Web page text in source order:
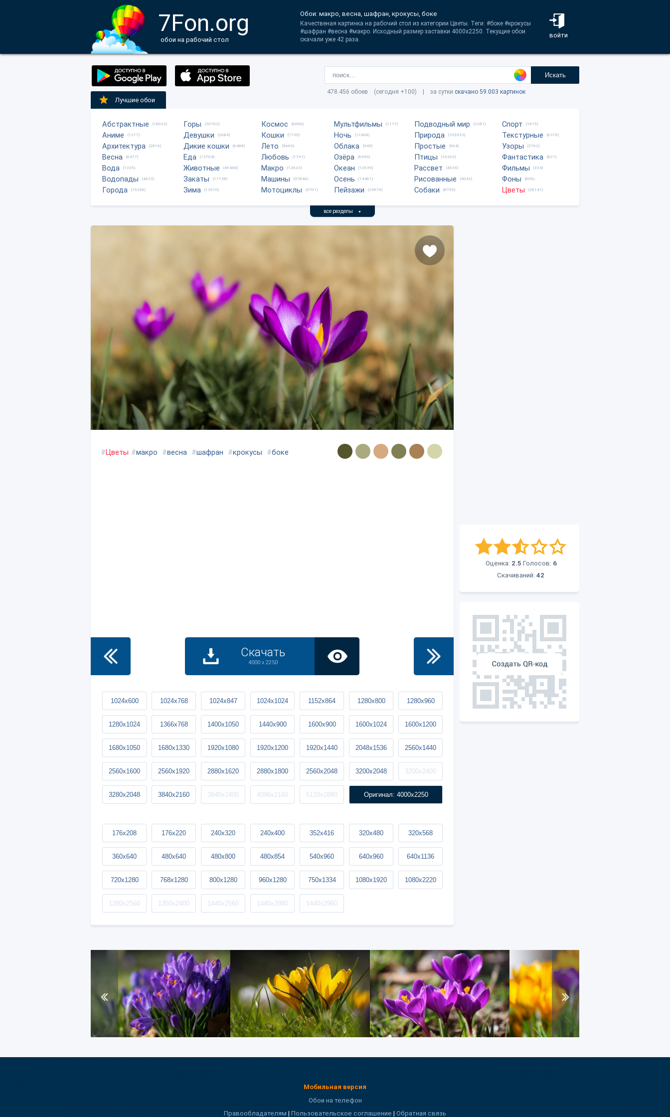
7Fon.org
обои на рабочий стол
войти
Обои: макро, весна, шафран, крокусы, боке
Качественая картинка на рабочий стол из категории Цветы. Теги: #боке #крокусы
#шафран #весна #макро. Исходный размер заставки 4000x2250. Текущие обои
скачали уже 42 раза.
Искать
478.456 обоев (сегодня +100) | за сутки скачано 59.003 картинок
Лучшие обои
Абстрактные (18032)
Аниме (1217)
Архитектура (2816)
Весна (6477)
Вода (1335)
Водопады (4623)
Города (15296)
Горы (20702)
Девушки (2684)
Дикие кошки (6488)
Еда (13704)
Животные (49468)
Закаты (17738)
Зима (13510)
Космос (6006)
Кошки (7730)
Лето (9669)
Любовь (1791)
Макро (12622)
Машины (37846)
Мотоциклы (3701)
Мультфильмы (1177)
Ночь (12408)
Облака (945)
Озёра (6990)
Океан (13539)
Осень (14461)
Пейзажи (24579)
Подводный мир (2281)
Природа (105933)
Простые (904)
Птицы (10202)
Рассвет (4535)
Рисованные (4042)
Собаки (8759)
Спорт (1815)
Текстурные (6376)
Узоры (3762)
Фантастика (821)
Фильмы (334)
Фоны (606)
Цветы (28141)
все разделы ▼
Оценка: 2.5 Голосов: 6
Скачиваний: 42
#Цветы #макро #весна #шафран #крокусы #боке
Скачать
4000 x 2250
1024x600 1024x768 1024x847 1024x1024 1152x864 1280x800 1280x960
1280x1024 1366x768 1400x1050 1440x900 1600x900 1600x1024 1600x1200
1680x1050 1680x1330 1920x1080 1920x1200 1920x1440 2048x1536 2560x1440
2560x1600 2560x1920 2880x1620 2880x1800 2560x2048 3200x2048 3200x2400
3280x2048 3840x2160 3840x2400 4096x2160 5120x2880 Оригинал: 4000x2250
176x208 176x220 240x320 240x400 352x416 320x480 320x568
360x640 480x640 480x800 480x854 540x960 640x960 640x1136
720x1280 768x1280 800x1280 960x1280 750x1334 1080x1920 1080x2220
1280x2560 1350x2400 1440x2560 1440x2880 1440x2960
Мобильная версия
Обои на телефон
Правообладателям|Пользовательское соглашение|Обратная связь